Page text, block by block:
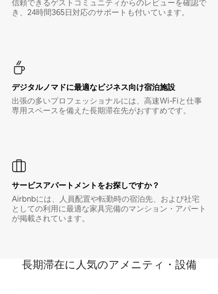
信頼できるゲストコミュニティからのレビューを確認で
き、24時間365日対応のサポートも付いています。
デジタルノマド⁠に最⁠適⁠なビ⁠ジ⁠ネ⁠ス⁠向⁠け宿⁠泊⁠施⁠設
出張の多いプロフェッショナルには、高速Wi-Fiと仕事
専用スペースを備えた長期滞在先がおすすめです。
サービスアパートメントをお探しですか？
Airbnbには、人員配置や転勤時の宿泊先、および社宅
としての利用に最適な家具完備のマンション・アパート
が掲載されています。
長期滞在に人気のアメニティ・設備